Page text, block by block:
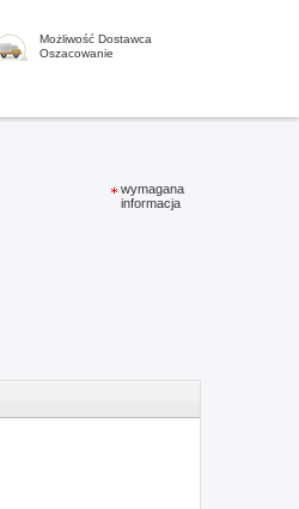
Możliwość Dostawca
Oszacowanie
wymagana
informacja